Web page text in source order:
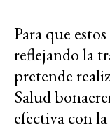
Para que
reflejando la
pretende
Salud
efectiva con